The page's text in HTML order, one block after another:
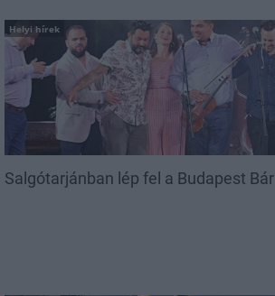
Helyi hírek
Salgótarjánban lép fel a Budapest Bár